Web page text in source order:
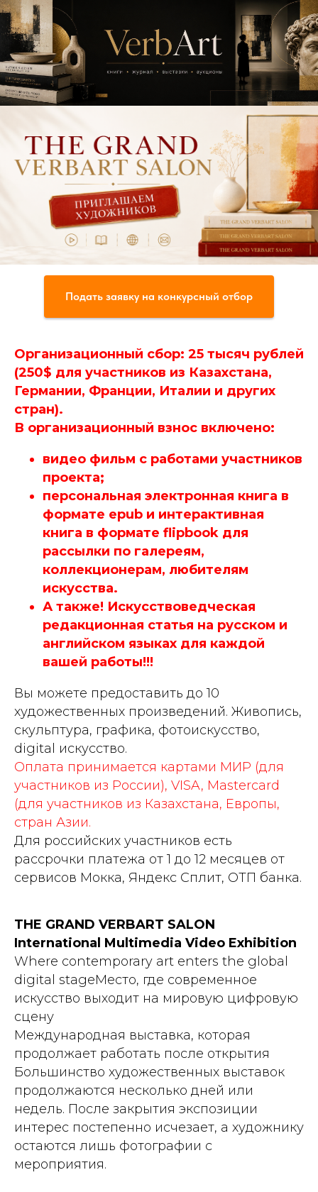
Подать заявку на конкурсный отбор
Организационный сбор: 25 тысяч рублей
(250$ для участников из Казахстана,
Германии, Франции, Италии и других
стран).
В организационный взнос включено:
видео фильм с работами участников
проекта;
персональная электронная книга в
формате epub и интерактивная
книга в формате flipbook для
рассылки по галереям,
коллекционерам, любителям
искусства.
А также! Искусствоведческая
редакционная статья на русском и
английском языках для каждой
вашей работы!!!
Вы можете предоставить до 10
художественных произведений. Живопись,
скульптура, графика, фотоискусство,
digital искусство.
Оплата принимается картами МИР (для
участников из России), VISA, Mastercard
(для участников из Казахстана, Европы,
стран Азии.
Для российских участников есть
рассрочки платежа от 1 до 12 месяцев от
сервисов Мокка, Яндекс Сплит, ОТП банка.
THE GRAND VERBART SALON
International Multimedia Video Exhibition
Where contemporary art enters the global
digital stageМесто, где современное
искусство выходит на мировую цифровую
сцену
Международная выставка, которая
продолжает работать после открытия
Большинство художественных выставок
продолжаются несколько дней или
недель. После закрытия экспозиции
интерес постепенно исчезает, а художнику
остаются лишь фотографии с
мероприятия.